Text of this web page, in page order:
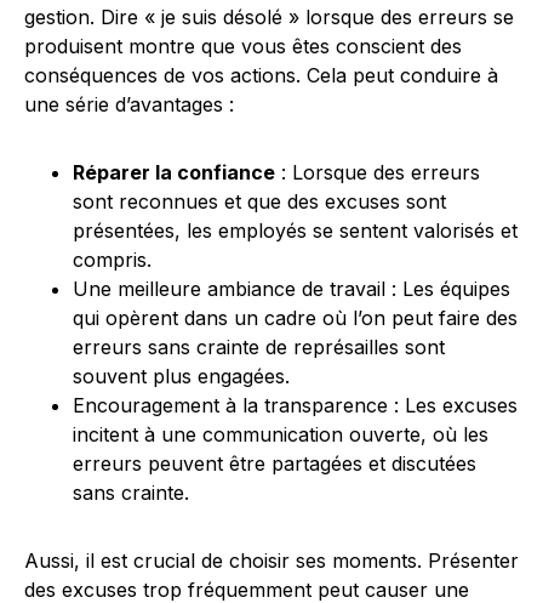
gestion. Dire « je suis désolé » lorsque des erreurs se
produisent montre que vous êtes conscient des
conséquences de vos actions. Cela peut conduire à
une série d’avantages :
Réparer la confiance : Lorsque des erreurs
sont reconnues et que des excuses sont
présentées, les employés se sentent valorisés et
compris.
Une meilleure ambiance de travail : Les équipes
qui opèrent dans un cadre où l’on peut faire des
erreurs sans crainte de représailles sont
souvent plus engagées.
Encouragement à la transparence : Les excuses
incitent à une communication ouverte, où les
erreurs peuvent être partagées et discutées
sans crainte.
Aussi, il est crucial de choisir ses moments. Présenter
des excuses trop fréquemment peut causer une